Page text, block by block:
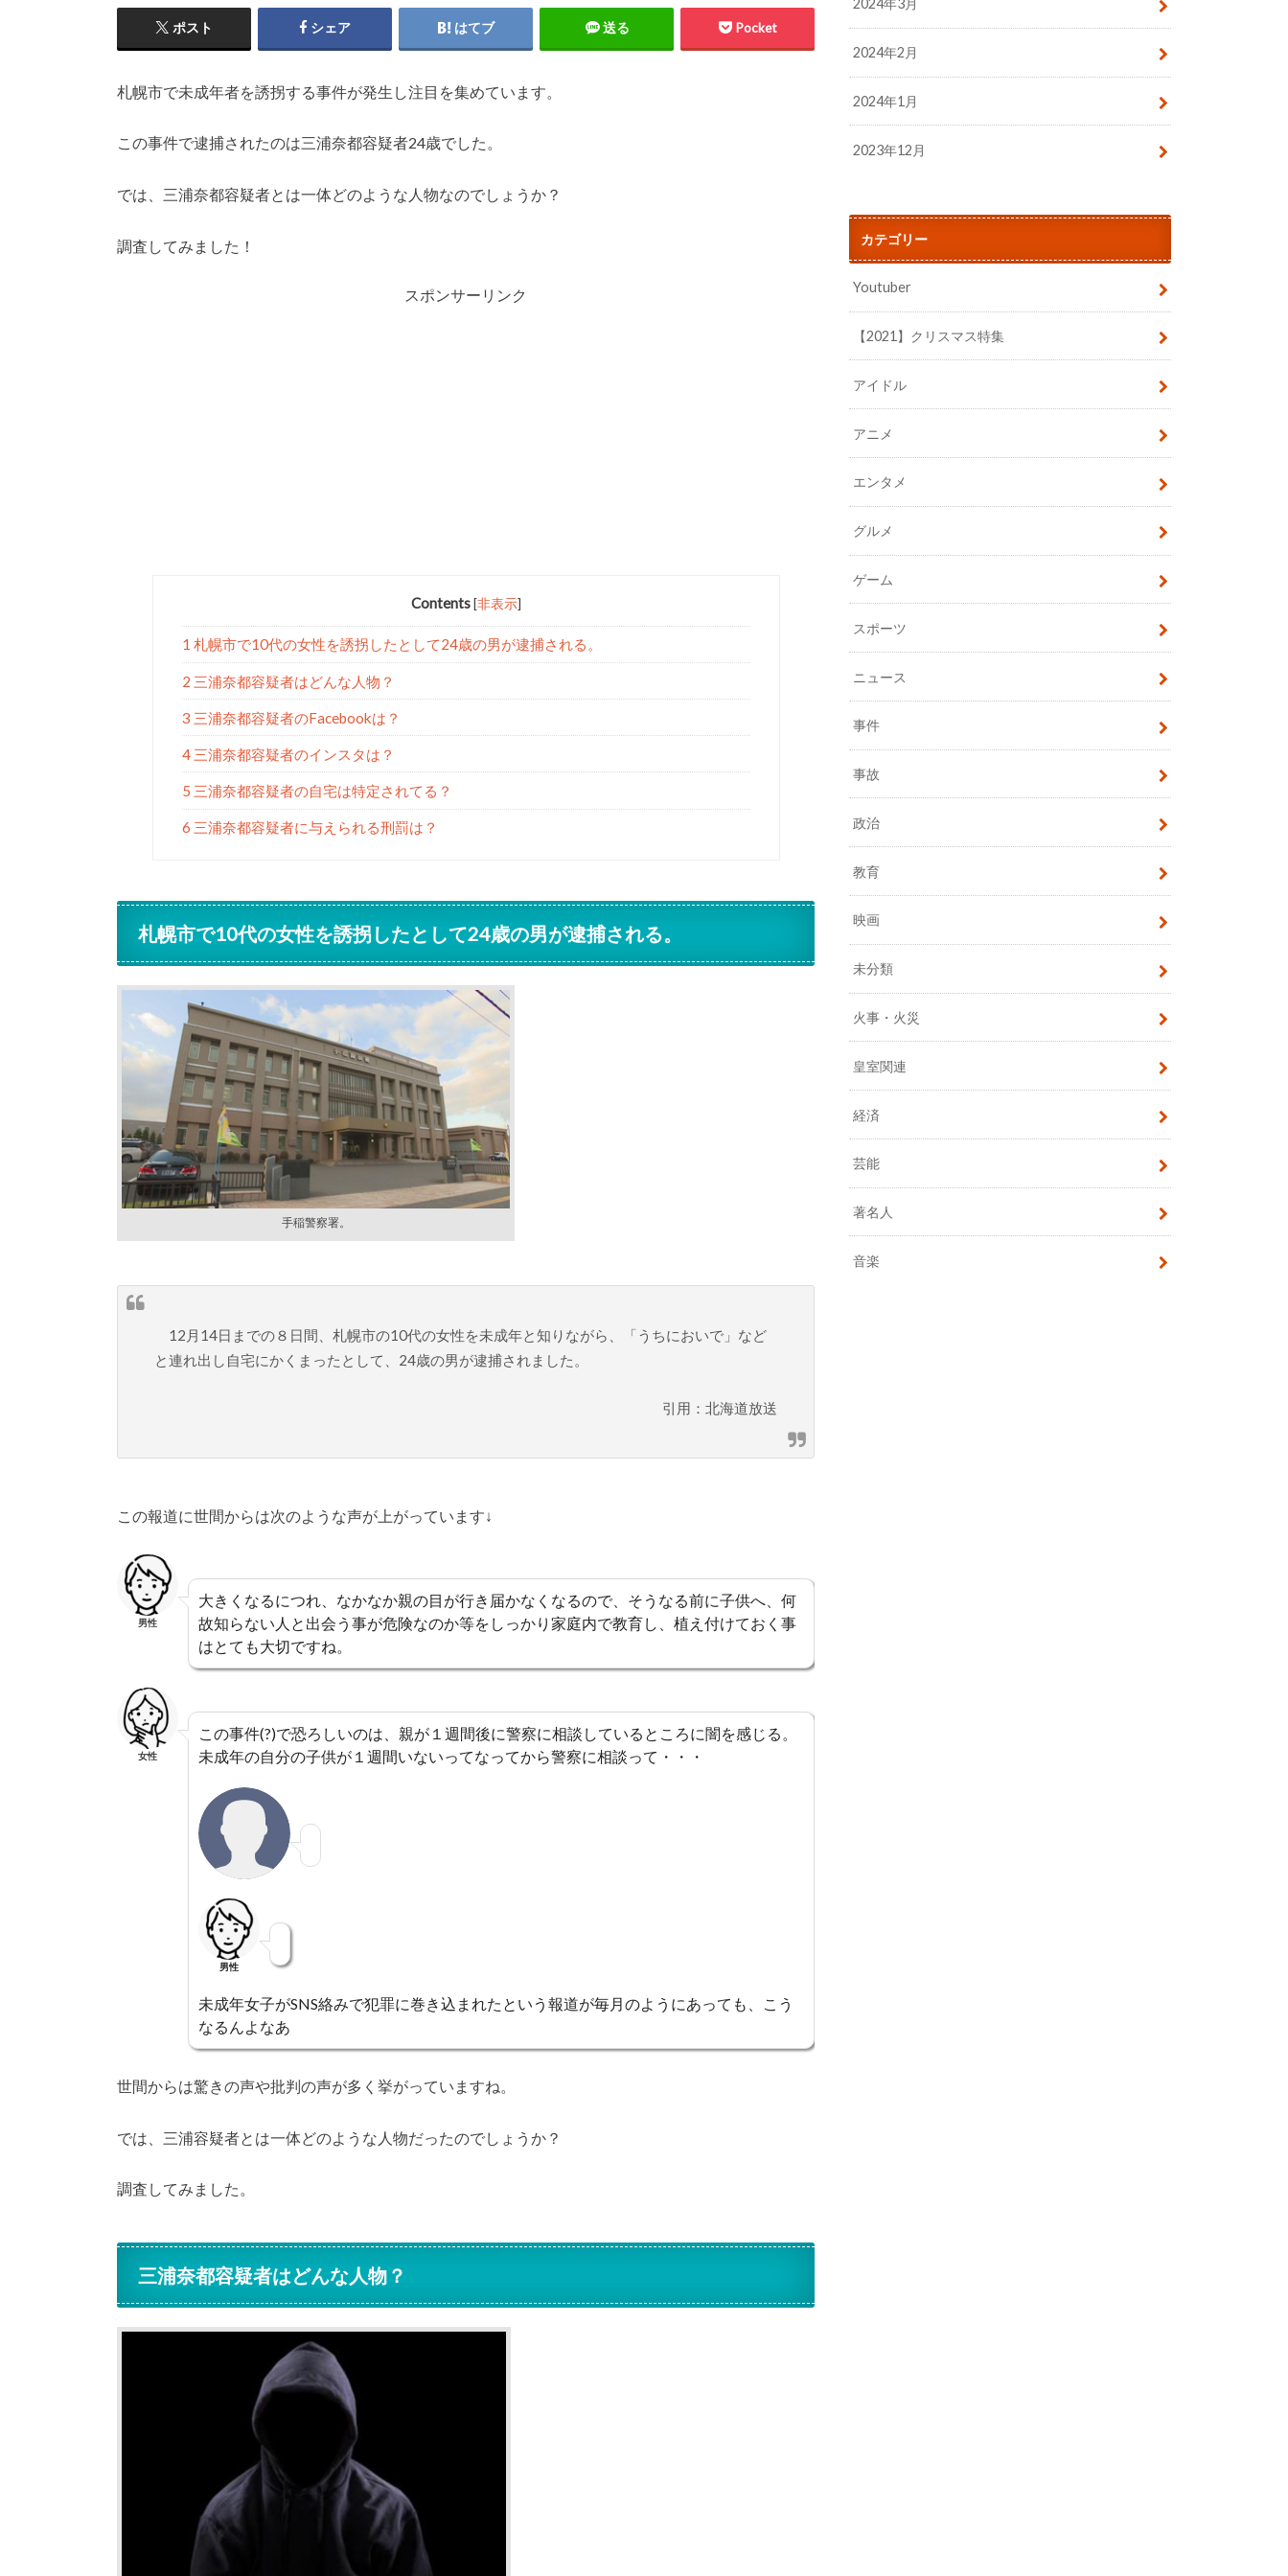
ポスト シェア はてブ 送る Pocket
札幌市で未成年者を誘拐する事件が発生し注目を集めています。
この事件で逮捕されたのは三浦奈都容疑者24歳でした。
では、三浦奈都容疑者とは一体どのような人物なのでしょうか？
調査してみました！
スポンサーリンク
Contents [非表示]
1 札幌市で10代の女性を誘拐したとして24歳の男が逮捕される。
2 三浦奈都容疑者はどんな人物？
3 三浦奈都容疑者のFacebookは？
4 三浦奈都容疑者のインスタは？
5 三浦奈都容疑者の自宅は特定されてる？
6 三浦奈都容疑者に与えられる刑罰は？
札幌市で10代の女性を誘拐したとして24歳の男が逮捕される。
手稲警察署。
12月14日までの８日間、札幌市の10代の女性を未成年と知りながら、「うちにおいで」など
と連れ出し自宅にかくまったとして、24歳の男が逮捕されました。
引用：北海道放送
この報道に世間からは次のような声が上がっています↓
男性
大きくなるにつれ、なかなか親の目が行き届かなくなるので、そうなる前に子供へ、何
故知らない人と出会う事が危険なのか等をしっかり家庭内で教育し、植え付けておく事
はとても大切ですね。
女性
この事件(?)で恐ろしいのは、親が１週間後に警察に相談しているところに闇を感じる。
未成年の自分の子供が１週間いないってなってから警察に相談って・・・
男性
未成年女子がSNS絡みで犯罪に巻き込まれたという報道が毎月のようにあっても、こう
なるんよなあ
世間からは驚きの声や批判の声が多く挙がっていますね。
では、三浦容疑者とは一体どのような人物だったのでしょうか？
調査してみました。
三浦奈都容疑者はどんな人物？
2024年3月
2024年2月
2024年1月
2023年12月
カテゴリー
Youtuber
【2021】クリスマス特集
アイドル
アニメ
エンタメ
グルメ
ゲーム
スポーツ
ニュース
事件
事故
政治
教育
映画
未分類
火事・火災
皇室関連
経済
芸能
著名人
音楽